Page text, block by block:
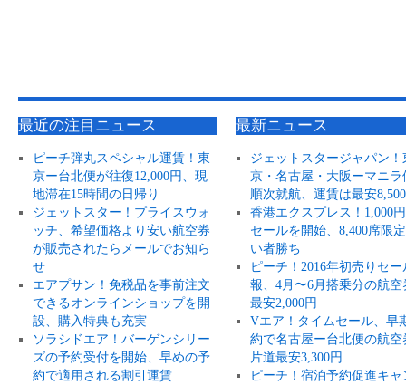
最近の注目ニュース
ピーチ弾丸スペシャル運賃！東
京ー台北便が往復12,000円、現
地滞在15時間の日帰り
ジェットスター！プライスウォ
ッチ、希望価格より安い航空券
が販売されたらメールでお知ら
せ
エアプサン！免税品を事前注文
できるオンラインショップを開
設、購入特典も充実
ソラシドエア！バーゲンシリー
ズの予約受付を開始、早めの予
約で適用される割引運賃
最新ニュース
ジェットスタージャパン！
京・名古屋・大阪ーマニラ
順次就航、運賃は最安
香港エクスプレス！1,000
セールを開始、8,400席限
い者勝ち
ピーチ！2016年初売りセー
報、4月〜6月搭乗分の航空
最安2,000円
Vエア！タイムセール、早
約で名古屋ー台北便の航空
片道最安3,300円
ピーチ！宿泊予約促進キャ